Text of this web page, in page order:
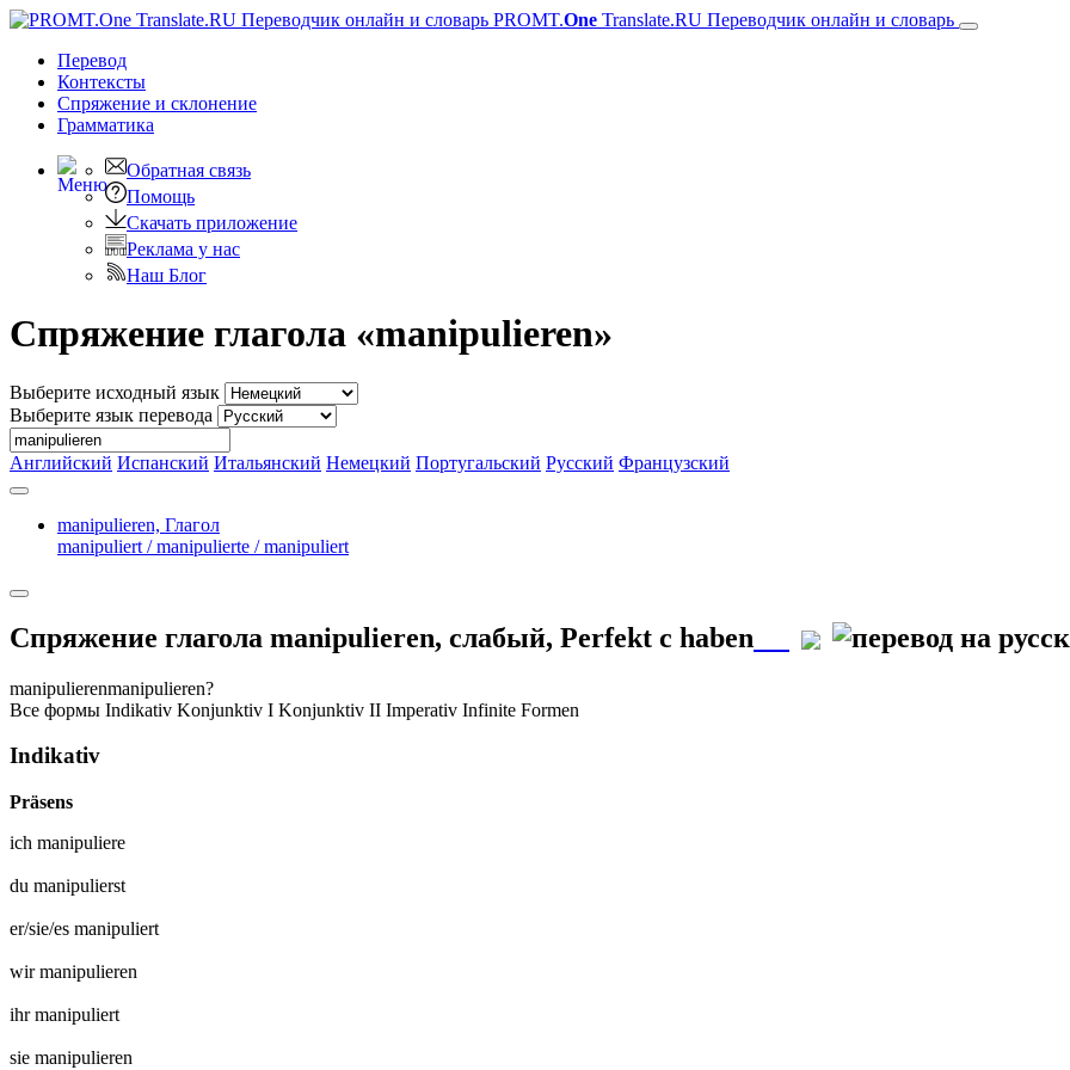
PROMT.One Translate.RU Переводчик онлайн и словарь
Перевод
Контексты
Спряжение и склонение
Грамматика
Обратная связь
Помощь
Скачать приложение
Реклама у нас
Наш Блог
Спряжение глагола «manipulieren»
Выберите исходный язык
Выберите язык перевода
Английский Испанский Итальянский Немецкий Португальский Русский Французский
manipulieren, Глагол
manipuliert / manipulierte / manipuliert
Спряжение глагола manipulieren, слабый, Perfekt с haben
manipulierenmanipulieren?
Все формы Indikativ Konjunktiv I Konjunktiv II Imperativ Infinite Formen
Indikativ
Präsens
ich manipuliere
du manipulierst
er/sie/es manipuliert
wirmanipulieren
ihrmanipuliert
sie manipulieren